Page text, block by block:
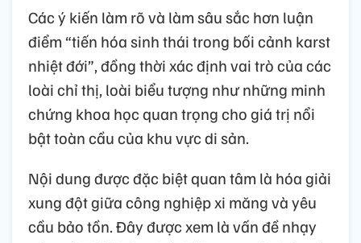
Các ý kiến làm rõ và làm sâu sắc hơn luận
điểm “tiến hóa sinh thái trong bối cảnh karst
nhiệt đới”, đồng thời xác định vai trò của các
loài chỉ thị, loài biểu tượng như những minh
chứng khoa học quan trọng cho giá trị nổi
bật toàn cầu của khu vực di sản.
Nội dung được đặc biệt quan tâm là hóa giải
xung đột giữa công nghiệp xi măng và yêu
cầu bảo tồn. Đây được xem là vấn đề nhạy